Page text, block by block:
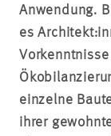
Anwendung.
es
einzelne
ihrer